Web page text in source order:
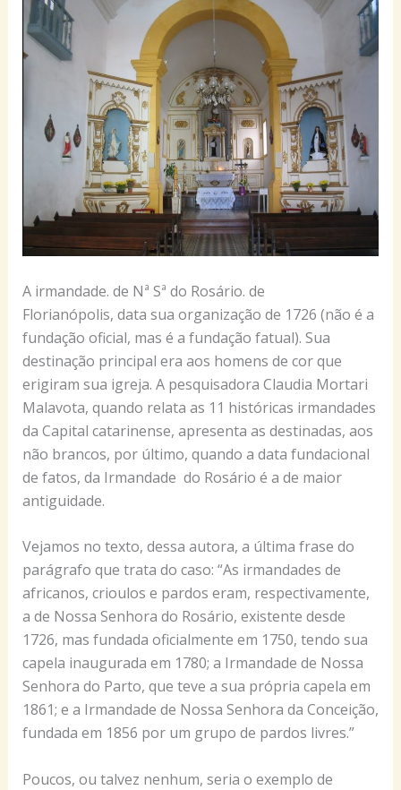
A irmandade. de Nª Sª do Rosário. de
Florianópolis, data sua organização de 1726 (não é a
fundação oficial, mas é a fundação fatual). Sua
destinação principal era aos homens de cor que
erigiram sua igreja. A pesquisadora Claudia Mortari
Malavota, quando relata as 11 históricas irmandades
da Capital catarinense, apresenta as destinadas, aos
não brancos, por último, quando a data fundacional
de fatos, da Irmandade do Rosário é a de maior
antiguidade.
Vejamos no texto, dessa autora, a última frase do
parágrafo que trata do caso: “As irmandades de
africanos, crioulos e pardos eram, respectivamente,
a de Nossa Senhora do Rosário, existente desde
1726, mas fundada oficialmente em 1750, tendo sua
capela inaugurada em 1780; a Irmandade de Nossa
Senhora do Parto, que teve a sua própria capela em
1861; e a Irmandade de Nossa Senhora da Conceição,
fundada em 1856 por um grupo de pardos livres.”
Poucos, ou talvez nenhum, seria o exemplo de